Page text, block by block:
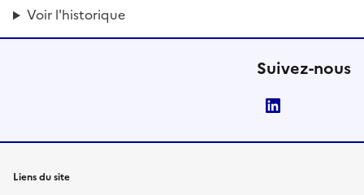
Voir l'historique
Suivez-nous
Liens du site